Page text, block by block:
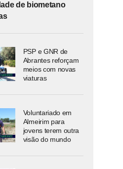
de biometano
PSP e GNR de
Abrantes reforçam
meios com novas
viaturas
Voluntariado em
Almeirim para
jovens terem outra
visão do mundo